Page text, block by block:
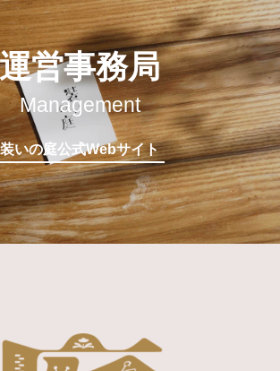
運営事務局
Management
装いの庭公式Webサイト